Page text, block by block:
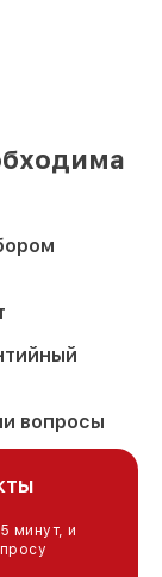
вопросы
минут, и